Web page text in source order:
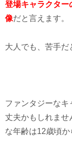
登場キャラクター
像だと言えます。
大人でも、苦手だ
ファンタジーなキ
丈夫かもしれませ
な年齢は12歳頃か